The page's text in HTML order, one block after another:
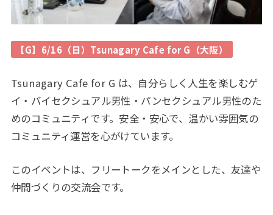
【G】6/16（日）Tsunagary Cafe for G（大阪）
Tsunagary Cafe for G は、自分らしく人生を楽しむゲ
イ・バイセクシュアル男性・パンセクシュアル男性のた
めのコミュニティです。安全・安心で、温かい雰囲気の
コミュニティ運営を心がけています。
このイベントは、フリートークをメインとした、友達や
仲間づくりの交流会です。